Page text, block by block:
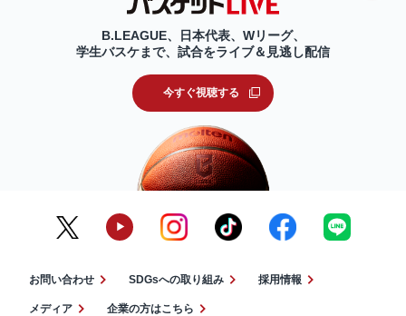
B.LEAGUE、日本代表、Wリーグ、
学生バスケまで、試合をライブ＆見逃し配信
今すぐ視聴する
お問い合わせ SDGsへの取り組み 採用情報
メディア 企業の方はこちら